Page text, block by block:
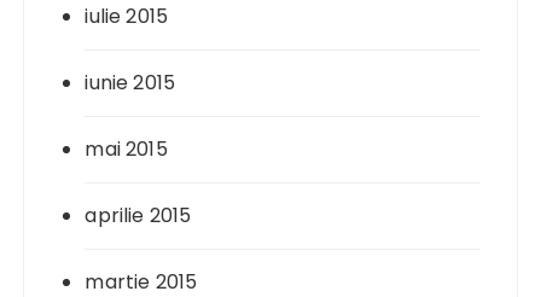
iulie 2015
iunie 2015
mai 2015
aprilie 2015
martie 2015